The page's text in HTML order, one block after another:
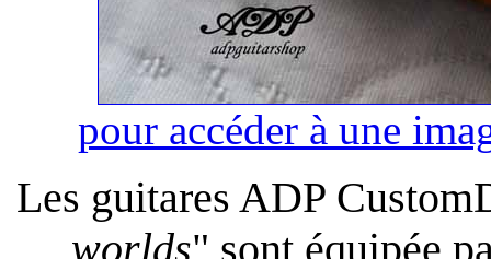
pour accéder à une
Les guitares ADP
worlds" sont équipée